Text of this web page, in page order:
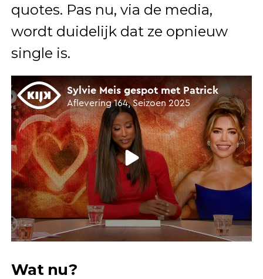
quotes. Pas nu, via de media,
wordt duidelijk dat ze opnieuw
single is.
Wat nu?